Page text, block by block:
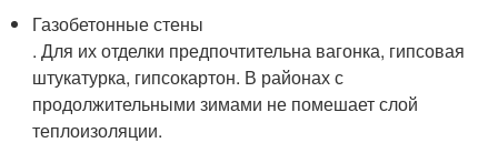
Газобетонные стены
. Для их отделки предпочтительна вагонка, гипсовая
штукатурка, гипсокартон. В районах с
продолжительными зимами не помешает слой
теплоизоляции.